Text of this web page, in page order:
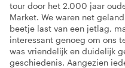
tour door het 2.000 jaar
Market. We waren net
beetje last van een jetlag,
interessant genoeg om ons
was vriendelijk en duidelijk
geschiedenis. Aangezien